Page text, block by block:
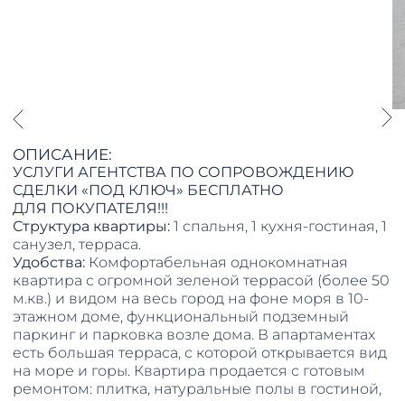
ОПИСАНИЕ:
УСЛУГИ АГЕНТСТВА ПО СОПРОВОЖДЕНИЮ
СДЕЛКИ «ПОД КЛЮЧ» БЕСПЛАТНО
ДЛЯ ПОКУПАТЕЛЯ!!!
Структура квартиры: 1 спальня, 1 кухня-гостиная, 1
санузел, терраса.
Удобства: Комфортабельная однокомнатная
квартира с огромной зеленой террасой (более 50
м.кв.) и видом на весь город на фоне моря в 10-
этажном доме, функциональный подземный
паркинг и парковка возле дома. В апартаментах
есть большая терраса, с которой открывается вид
на море и горы. Квартира продается с готовым
ремонтом: плитка, натуральные полы в гостиной,